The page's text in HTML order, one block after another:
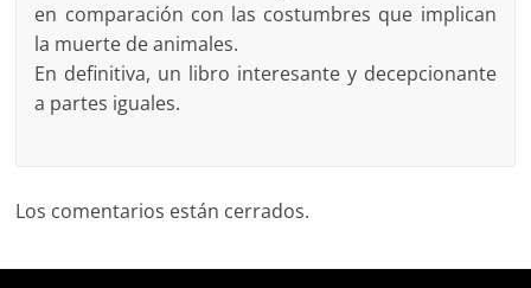
en comparación con las costumbres que implican
la muerte de animales.
En definitiva, un libro interesante y decepcionante
a partes iguales.
Los comentarios están cerrados.